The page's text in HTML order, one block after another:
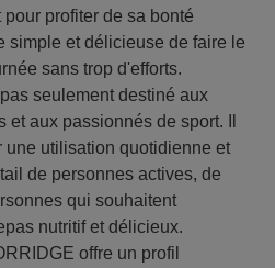
profiter de sa bonté
simple et délicieuse de faire le
sans trop d'efforts.
seulement destiné aux
aux passionnés de sport. Il
une utilisation quotidienne et
de personnes actives, de
qui souhaitent
nutritif et délicieux.
offre un profil